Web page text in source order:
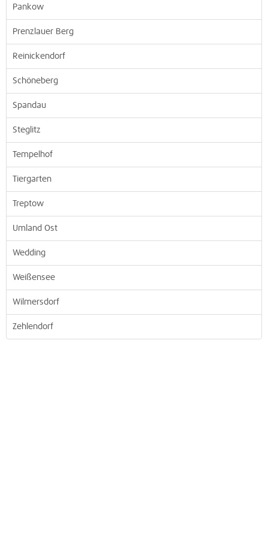
Pankow
Prenzlauer Berg
Reinickendorf
Schöneberg
Spandau
Steglitz
Tempelhof
Tiergarten
Treptow
Umland Ost
Wedding
Weißensee
Wilmersdorf
Zehlendorf